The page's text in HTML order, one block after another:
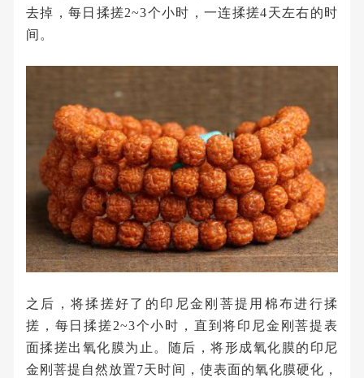
去掉，每日揉搓2~3个小时，一连揉搓4天左右的时
间。
之后，将揉搓好了的印尼金刚菩提用棉布进行揉
搓，每日揉搓2~3个小时，直到将印尼金刚菩提表
面揉搓出氧化膜为止。随后，将形成氧化膜的印尼
金刚菩提自然放置7天时间，使表面的氧化膜硬化，